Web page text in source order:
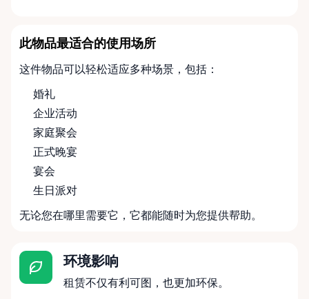
此物品最适合的使用场所
这件物品可以轻松适应多种场景，包括：
婚礼
企业活动
家庭聚会
正式晚宴
宴会
生日派对
无论您在哪里需要它，它都能随时为您提供帮助。
环境影响
租赁不仅有利可图，也更加环保。